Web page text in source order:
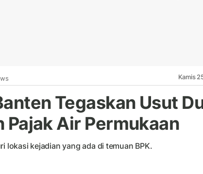
Kamis
Tegaskan Usut
Pajak Air Permukaan
lokasi kejadian yang ada di temuan BPK.